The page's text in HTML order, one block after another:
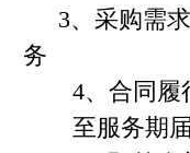
3、采购需求
务
4、合同履
至服务期